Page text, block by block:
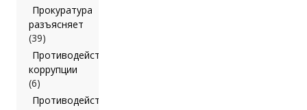
Прокуратура
разъясняет
(39)
Противодействие
коррупции
(6)
Противодействие